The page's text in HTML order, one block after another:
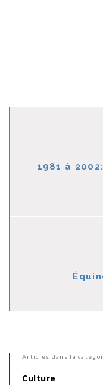
1981 à
Articles dans la
Culture